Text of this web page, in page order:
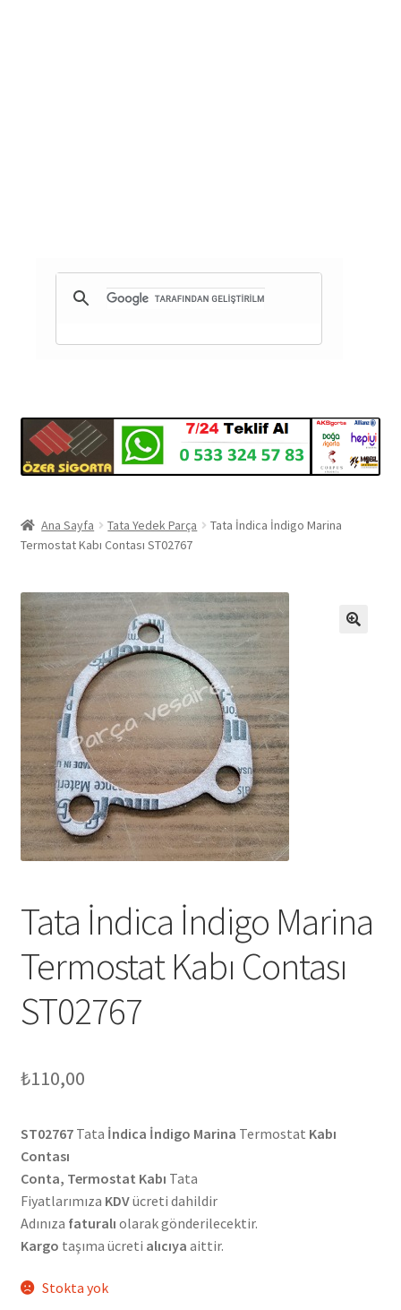
Ana Sayfa Tata Yedek Parça
Tata İndica İndigo Marina
Termostat Kabı Contası ST02767
Tata İndica İndigo Marina
Termostat Kabı Contası
ST02767
₺110,00
ST02767Tata İndica İndigo Marina Termostat Kabı
Contası
Conta, Termostat Kabı Tata
Fiyatlarımıza KDVücreti dahildir
Adınıza faturalı olarak gönderilecektir.
Kargo taşıma ücreti alıcıya aittir.
Stokta yok